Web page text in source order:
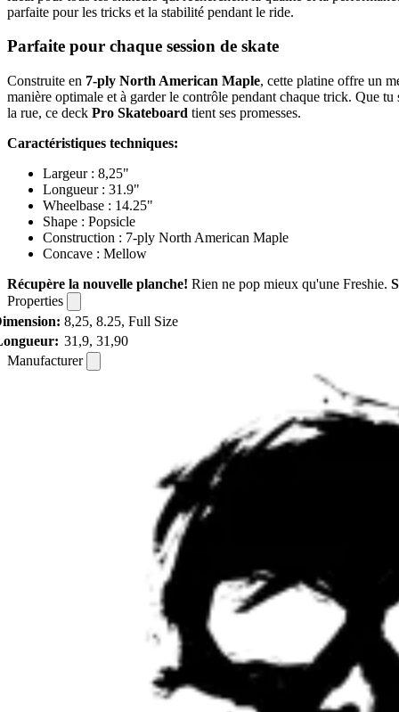
parfaite pour les tricks et la stabilité pendant le ride.
Parfaite pour chaque session de skate
Construite en 7-ply North American Maple, cette platine offre un
manière optimale et à garder le contrôle pendant chaque trick. Que
la rue, ce deck Pro Skateboard tient ses promesses.
Caractéristiques techniques:
Largeur : 8,25"
Longueur : 31.9"
Wheelbase : 14.25"
Shape : Popsicle
Construction : 7-ply North American Maple
Concave : Mellow
Récupère la nouvelle planche! Rien ne pop mieux qu'une Freshie.
Properties
8,25, 8.25, Full Size
31,9, 31,90
Manufacturer